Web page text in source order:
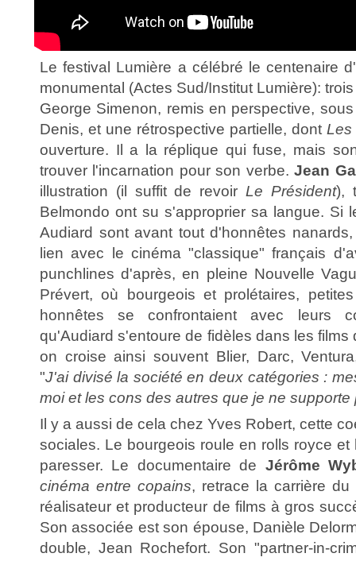
Le festival Lumière a célébré le centenaire
monumental (Actes Sud/Institut Lumière):
George Simenon, remis en perspective,
Denis, et une rétrospective partielle, dont Les
ouverture. Il a la réplique qui fuse, mais
trouver l'incarnation pour son verbe.Jean
illustration (il suffit de revoir Le Président),
Belmondo ont su s'approprier sa langue. Si
Audiard sont avant tout d'honnêtes
lien avec le cinéma "classique" français
punchlines d'après, en pleine Nouvelle
Prévert, où bourgeois et prolétaires,
honnêtes se confrontaient avec leurs
qu'Audiard s'entoure de fidèles dans les films
on croise ainsi souvent Blier, Darc,
"J'ai divisé la société en deux catégories :
moi et les cons des autres que je ne supporte
Il y a aussi de cela chez Yves Robert, cette
sociales. Le bourgeois roule en rolls royce et
paresser. Le documentaire de Jérôme
cinéma entre copains, retrace la carrière du
réalisateur et producteur de films à gros
Son associée est son épouse, Danièle
double, Jean Rochefort. Son "partner-in-